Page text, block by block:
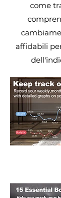
come
affidabili